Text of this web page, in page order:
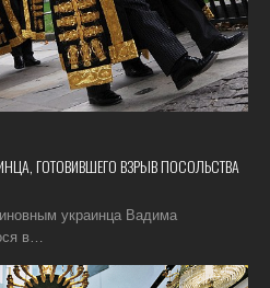
ГОТОВИВШЕГО ВЗРЫВ ПОСОЛЬСТВА
украинца Вадима
в…